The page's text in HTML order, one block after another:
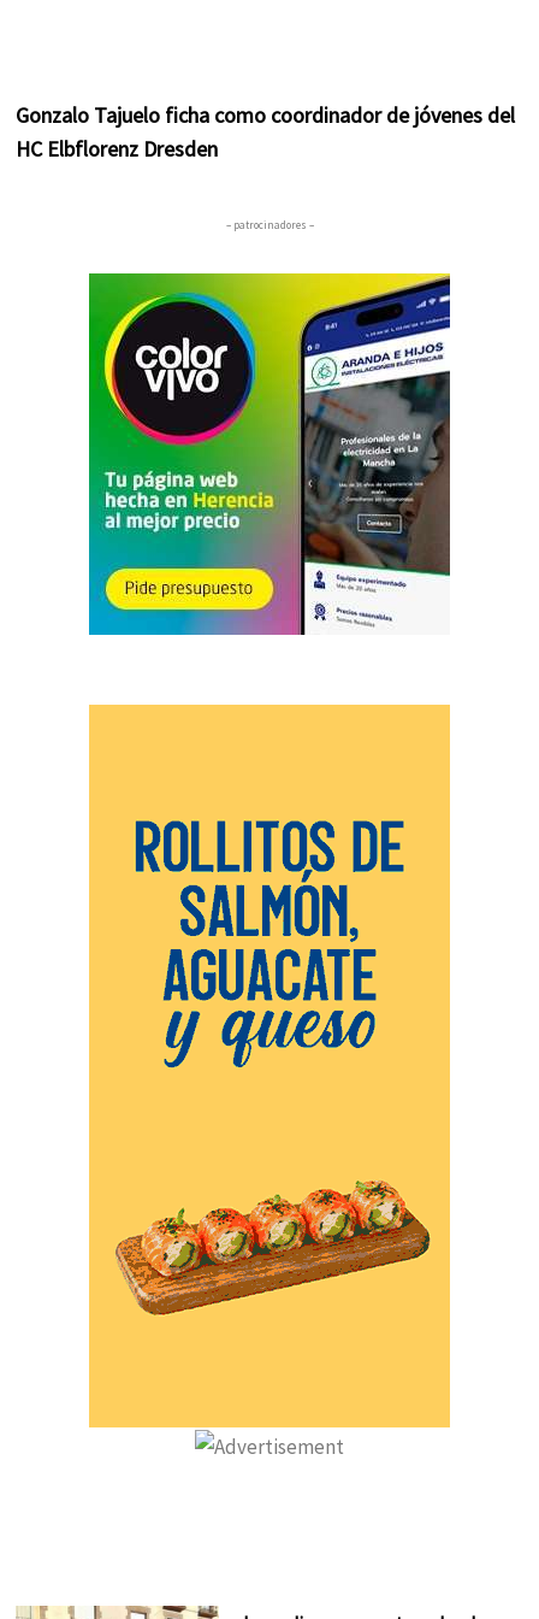
Gonzalo Tajuelo ficha como coordinador de jóvenes del
HC Elbflorenz Dresden
– patrocinadores –